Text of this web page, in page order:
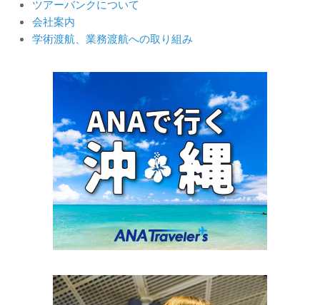
ツアーバンクについて
会社案内
学術渡航、業務渡航への取り組み